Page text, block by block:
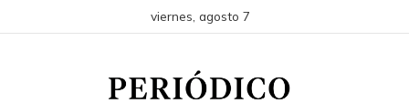
viernes, agosto 7